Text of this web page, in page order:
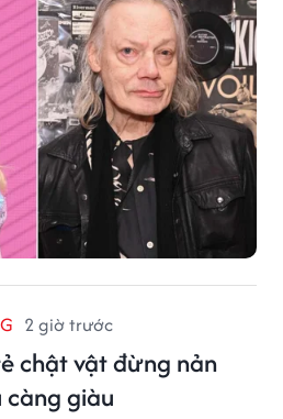
2 giờ trước
chật vật đừng nản
càng giàu